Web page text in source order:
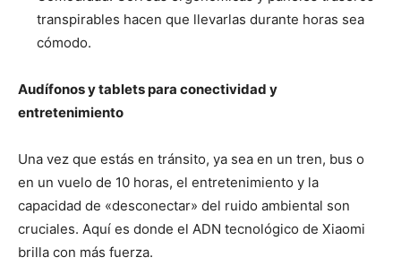
transpirables hacen que llevarlas durante horas sea
cómodo.
Audífonos y tablets para conectividad y
entretenimiento
Una vez que estás en tránsito, ya sea en un tren, bus o
en un vuelo de 10 horas, el entretenimiento y la
capacidad de «desconectar» del ruido ambiental son
cruciales. Aquí es donde el ADN tecnológico de Xiaomi
brilla con más fuerza.